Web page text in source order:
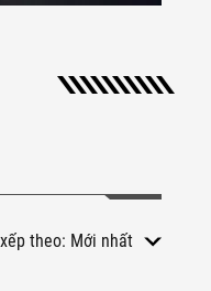
theo: Mới nhất